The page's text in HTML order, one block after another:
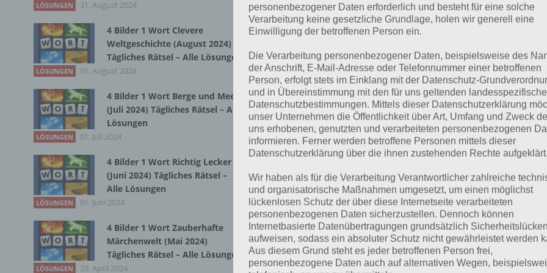
Zur Übersicht der4 Bilder 1 Wort Lösungen rund um Ostern
Kurze Begriffserklärung
LÖSUNGEN 31. August 2024
4 Bilder 1 Wort Clevere
Weltgeschichte (August 2024)
Tägliches Rätsel – Alle Lösungen
LÖSUNGEN 01. August 2024
4 Bilder 1 Wort Berge und Meer
(Juli 2024) Tägliches Rätsel – Alle
Lösungen
LÖSUNGEN 01. Juli 2024
4 Bilder 1 Wort Richtig Lecker
(Juni 2024) Tägliches Rätsel –
Alle Lösungen
LÖSUNGEN 01. Juni 2024
4 Bilder 1 Wort Zauberhafte
Märchenwelt (Mai 2024)
Tägliches Rätsel – Alle Lösungen
LÖSUNGEN 29. April 2024
personenbezogener Daten erforderlich und besteht für eine solche
Verarbeitung keine gesetzliche Grundlage, holen wir generell eine
Einwilligung der betroffenen Person ein.
Die Verarbeitung personenbezogener Daten, beispielsweise des
der Anschrift, E-Mail-Adresse oder Telefonnummer einer betroffenen
Person, erfolgt stets im Einklang mit der Datenschutz-
und in Übereinstimmung mit den für uns geltenden
Datenschutzbestimmungen. Mittels dieser Datenschutzerklärung
unser Unternehmen die Öffentlichkeit über Art, Umfang und Zweck
uns erhobenen, genutzten und verarbeiteten personenbezogenen
informieren. Ferner werden betroffene Personen mittels dieser
Datenschutzerklärung über die ihnen zustehenden Rechte aufgeklärt.
Wir haben als für die Verarbeitung Verantwortlicher zahlreiche
und organisatorische Maßnahmen umgesetzt, um einen möglichst
lückenlosen Schutz der über diese Internetseite verarbeiteten
personenbezogenen Daten sicherzustellen. Dennoch können
Internetbasierte Datenübertragungen grundsätzlich Sicherheitslücken
aufweisen, sodass ein absoluter Schutz nicht gewährleistet werden
Aus diesem Grund steht es jeder betroffenen Person frei,
personenbezogene Daten auch auf alternativen Wegen,